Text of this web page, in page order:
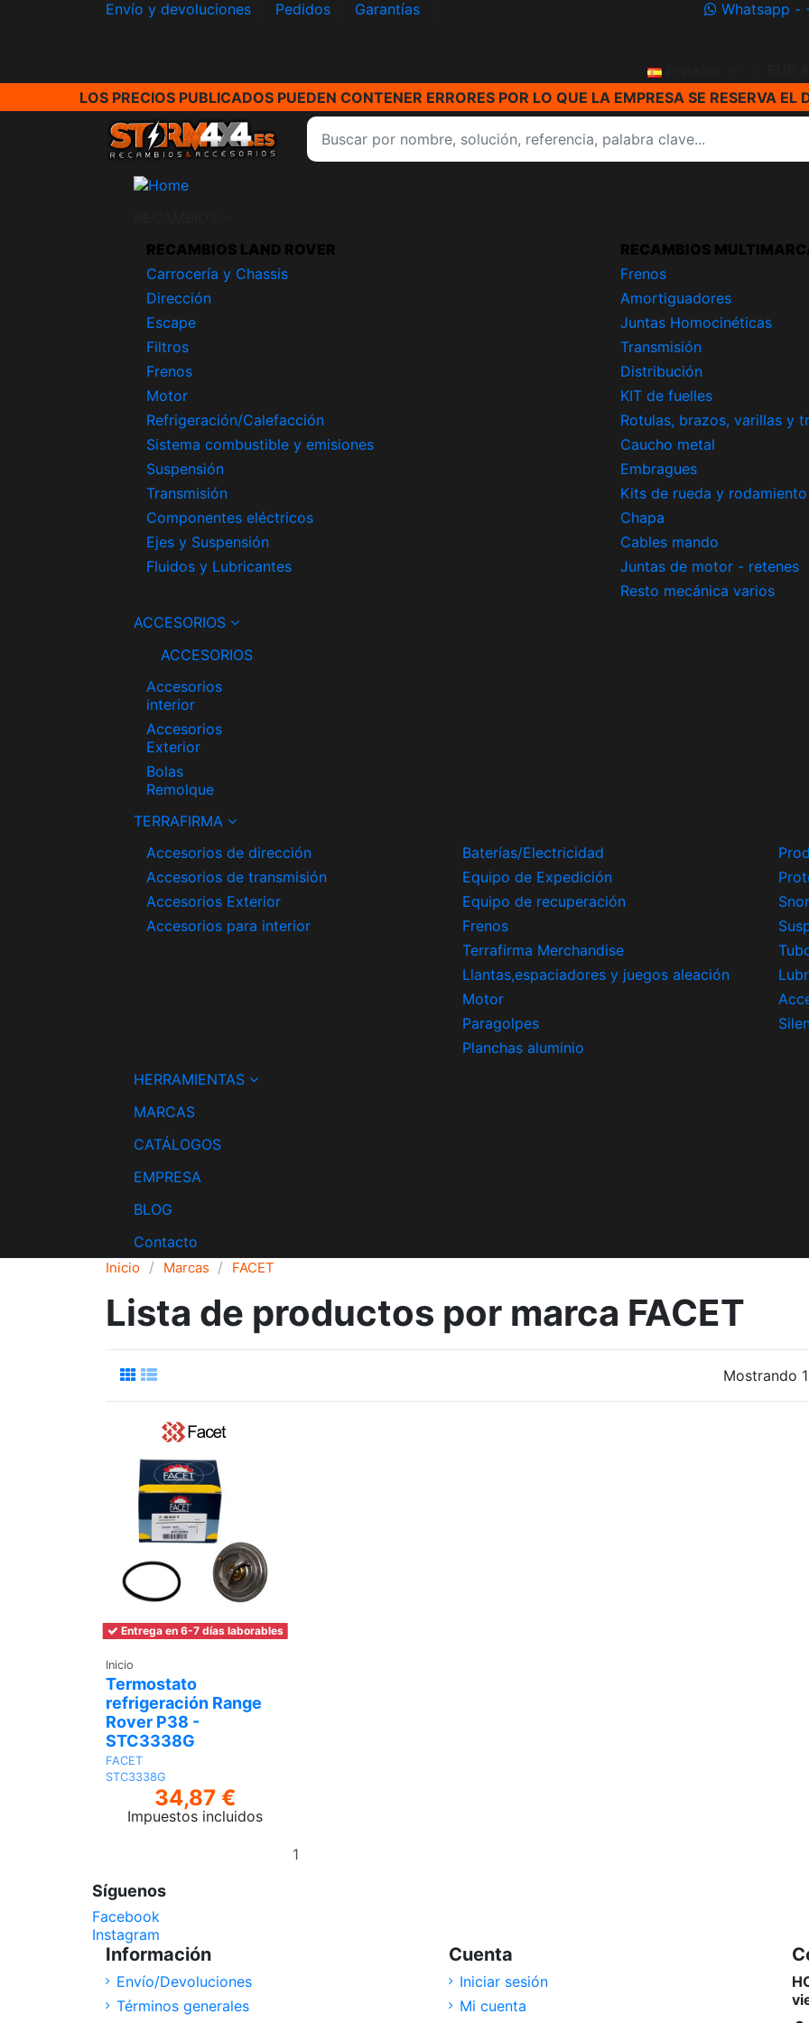
Envío y devoluciones Pedidos Garantías Whatsapp -
Español
LOS PRECIOS PUBLICADOS PUEDEN CONTENER ERRORES POR LO QUE LA EMPRESA SE RESERVA
RECAMBIOS LAND ROVER
Carrocería y Chassis
Dirección
Escape
Filtros
Frenos
Motor
Refrigeración/Calefacción
Sistema combustible y emisiones
Suspensión
Transmisión
Componentes eléctricos
Ejes y Suspensión
Fluidos y Lubricantes
RECAMBIOS
Frenos
Amortiguadores
Juntas Homocinéticas
Transmisión
Distribución
KIT de fuelles
Rotulas, brazos, varillas y
Caucho metal
Embragues
Kits de rueda y rodamiento
Chapa
Cables mando
Juntas de motor - retenes
Resto mecánica varios
ACCESORIOS
ACCESORIOS
Accesorios
interior
Accesorios
Exterior
Bolas
Remolque
TERRAFIRMA
Accesorios de dirección
Accesorios de transmisión
Accesorios Exterior
Accesorios para interior
Baterías/Electricidad
Equipo de Expedición
Equipo de recuperación
Frenos
Terrafirma Merchandise
Llantas,espaciadores y juegos aleación
Motor
Paragolpes
Planchas aluminio
HERRAMIENTAS
MARCAS
CATÁLOGOS
EMPRESA
BLOG
Contacto
Inicio Marcas FACET
Lista de productos por marca FACET
Mostrando
Entrega en 6-7 días laborables
Inicio
Termostato
refrigeración Range
Rover P38 -
STC3338G
FACET
STC3338G
34,87 €
Impuestos incluidos
Síguenos
Facebook
Instagram
Información
Envío/Devoluciones
Términos generales
Cuenta
Iniciar sesión
Mi cuenta